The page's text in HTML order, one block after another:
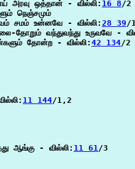
அரவு ஒத்தான் - வில்லி: 16 8/2
நெஞ்சமும்
சமம் உன்னவே - வில்லி:
28 39/
தோறும் வந்துவந்து உருவவே -
தோன்ற - வில்லி: 42 134/2
11 144/1,2
ஆங்கு - வில்லி: 11 61/3